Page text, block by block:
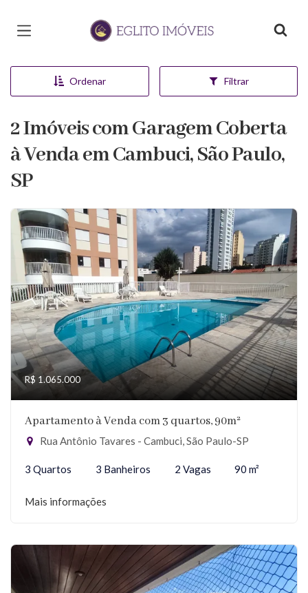
Página inicial
Ordenar Filtrar
2 Imóveis com Garagem Coberta
à Venda em Cambuci, São Paulo,
SP
R$ 1.065.000
Apartamento à Venda com 3 quartos, 90m²
Rua Antônio Tavares - Cambuci, São Paulo-SP
3 Quartos 3 Banheiros 2 Vagas 90 m²
Mais informações